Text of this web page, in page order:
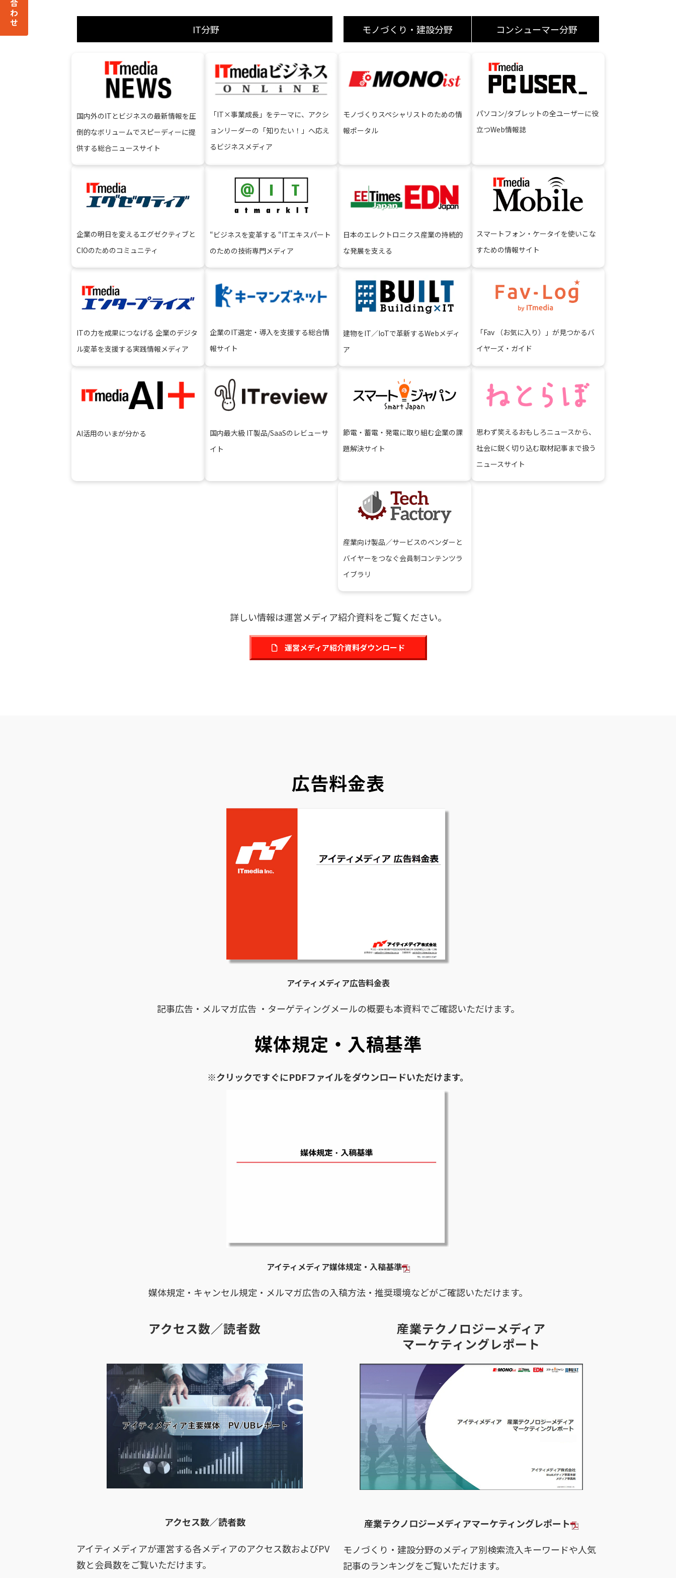
IT分野 モノづくり・建設分野 コンシューマー分野
国内外のITとビジネスの最新情報を圧
倒的なボリュームでスピーディーに提
供する総合ニュースサイト
「IT×事業成⻑」をテーマに、アクシ
ョンリーダーの「知りたい！」へ応え
るビジネスメディア
モノづくりスペシャリストのための情
報ポータル
パソコン/タブレットの全ユーザーに役
⽴つWeb情報誌
企業の明⽇を変えるエグゼクティブと
CIOのためのコミュニティ
“ビジネスを変⾰する “ITエキスパート
のための技術専⾨メディア
日本のエレクトロニクス産業の持続的
な発展を支える
スマートフォン・ケータイを使いこな
すための情報サイト
ITの⼒を成果につなげる 企業のデジタ
ル変⾰を⽀援する実践情報メディア
企業のIT選定・導入を支援する総合情
報サイト
建物をIT／IoTで⾰新するWebメディ
ア
「Fav （お気に入り）」が見つかるバ
イヤーズ・ガイド
AI活用のいまが分かる
国内最大級 IT製品/SaaSのレビューサ
イト
節電・蓄電・発電に取り組む企業の課
題解決サイト
思わず笑えるおもしろニュースから、
社会に鋭く切り込む取材記事まで扱う
ニュースサイト
産業向け製品／サービスのベンダーと
バイヤーをつなぐ会員制コンテンツラ
イブラリ
詳しい情報は運営メディア紹介資料をご覧ください。
運営メディア紹介資料ダウンロード
広告料金表
アイティメディア広告料金表
記事広告・メルマガ広告 ・ターゲティングメールの概要も本資料でご確認いただけます。
媒体規定・入稿基準
※クリックですぐにPDFファイルをダウンロードいただけます。
アイティメディア媒体規定・入稿基準
媒体規定・キャンセル規定・メルマガ広告の入稿方法・推奨環境などがご確認いただけます。
アクセス数／読者数
アクセス数／読者数
アイティメディアが運営する各メディアのアクセス数およびPV
数と会員数をご覧いただけます。
産業テクノロジーメディア
マーケティングレポート
産業テクノロジーメディアマーケティングレポート
モノづくり・建設分野のメディア別検索流入キーワードや人気
記事のランキングをご覧いただけます。